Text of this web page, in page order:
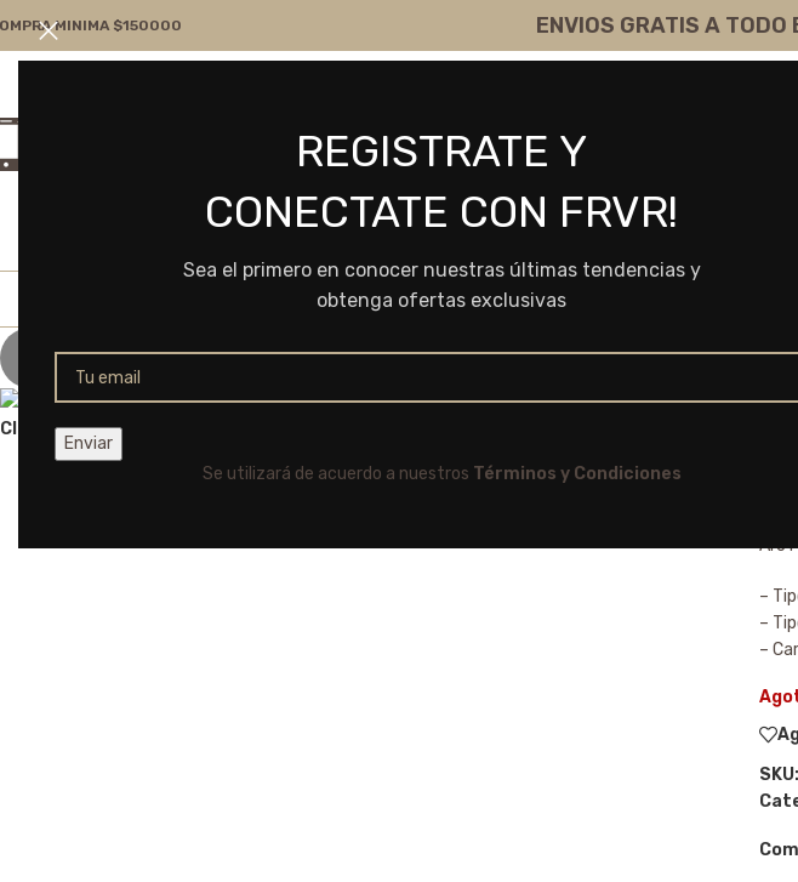
REGISTRATE Y
CONECTATE CON FRVR!
Sea el primero en conocer nuestras últimas tendencias y
obtenga ofertas exclusivas
Se utilizará de acuerdo a nuestros Términos y Condiciones
MINIMA $150000 ENVIOS GRATIS A TODO
ventas@frvr.com.ar
HOME
Sold out
Click to enlarge
Aro
–
–
–
SKU: